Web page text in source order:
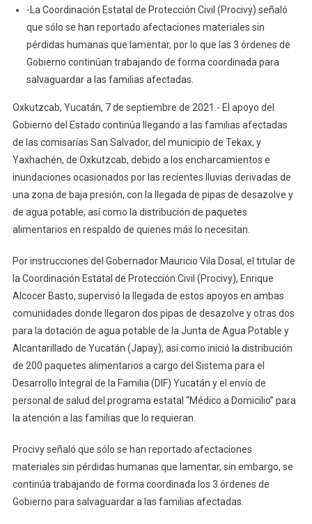
De
Yucatán
Continúan
Gobierno
-La Coordinación Estatal de Protección Civil (Procivy) señaló
que sólo se han reportado afectaciones materiales sin
pérdidas humanas que lamentar, por lo que las 3 órdenes de
Gobierno continúan trabajando de forma coordinada para
salvaguardar a las familias afectadas.
Oxkutzcab, Yucatán, 7 de septiembre de 2021.- El apoyo del
Gobierno del Estado continúa llegando a las familias afectadas
de las comisarías San Salvador, del municipio de Tekax, y
Yaxhachén, de Oxkutzcab, debido a los encharcamientos e
inundaciones ocasionados por las recientes lluvias derivadas de
una zona de baja presión, con la llegada de pipas de desazolve y
de agua potable, así como la distribución de paquetes
alimentarios en respaldo de quienes más lo necesitan.
Por instrucciones del Gobernador Mauricio Vila Dosal, el titular de
la Coordinación Estatal de Protección Civil (Procivy), Enrique
Alcocer Basto, supervisó la llegada de estos apoyos en ambas
comunidades donde llegaron dos pipas de desazolve y otras dos
para la dotación de agua potable de la Junta de Agua Potable y
Alcantarillado de Yucatán (Japay), así como inició la distribución
de 200 paquetes alimentarios a cargo del Sistema para el
Desarrollo Integral de la Familia (DIF) Yucatán y el envío de
personal de salud del programa estatal “Médico a Domicilio” para
la atención a las familias que lo requieran.
Procivy señaló que sólo se han reportado afectaciones
materiales sin pérdidas humanas que lamentar, sin embargo, se
continúa trabajando de forma coordinada los 3 órdenes de
Gobierno para salvaguardar a las familias afectadas.